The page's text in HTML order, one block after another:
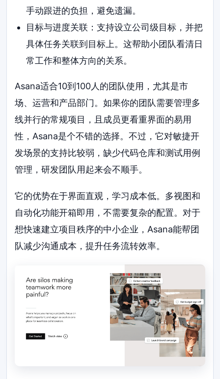
手动跟进的负担，避免遗漏。
目标与进度关联：支持设立公司级目标，并把
具体任务关联到目标上。这帮助小团队看清日
常工作和整体方向的关系。
Asana适合10到100人的团队使用，尤其是市
场、运营和产品部门。如果你的团队需要管理多
线并行的常规项目，且成员更看重界面的易用
性，Asana是个不错的选择。不过，它对敏捷开
发场景的支持比较弱，缺少代码仓库和测试用例
管理，研发团队用起来会不顺手。
它的优势在于界面直观，学习成本低。多视图和
自动化功能开箱即用，不需要复杂的配置。对于
想快速建立项目秩序的中小企业，Asana能帮团
队减少沟通成本，提升任务流转效率。